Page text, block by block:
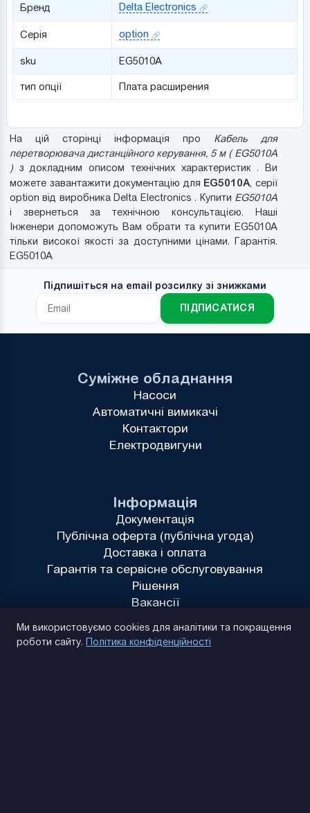
Бренд Delta Electronics
Серія option
sku EG5010A
тип опції Плата расширения
На цій сторінці інформація про Кабель для
перетворювача дистанційного керування, 5 м ( EG5010A
)з докладним описом технічних характеристик . Ви
можете завантажити документацію для EG5010A, серії
option від виробника Delta Electronics . Купити EG5010A
і звернеться за технічною консультацією. Наші
Інженери допоможуть Вам обрати та купити EG5010A
тільки високої якості за доступними цінами. Гарантія.
EG5010A
Підпишіться на email розсилку зі знижками
ПІДПИСАТИСЯ
Інформація
Документація
Публічна оферта (публічна угода)
Доставка і оплата
Гарантія та сервісне обслуговування
Рішення
Вакансії
Суміжне обладнання
Насоси
Автоматичні вимикачі
Контактори
Електродвигуни
Ми використовуємо cookies для аналітики та покращення
роботи сайту. Політика конфіденційності